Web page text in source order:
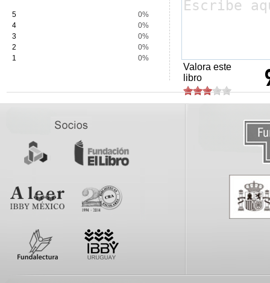
5
0%
4
0%
3
0%
2
0%
1
0%
Valora este
libro